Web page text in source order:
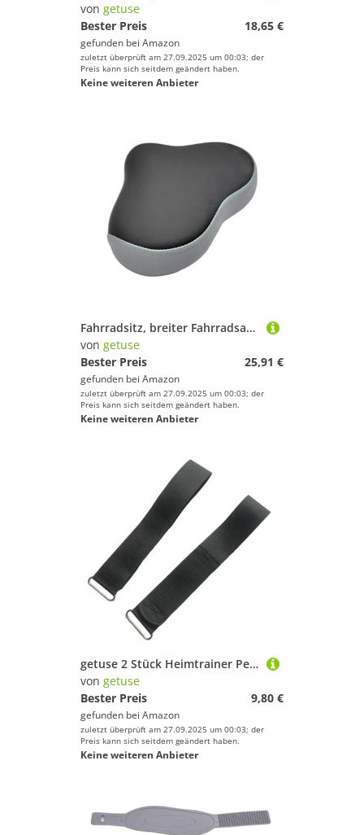
von getuse
Bester Preis
18,65 €
gefunden bei Amazon
zuletzt überprüft am 27.09.2025 um 00:03; der
Preis kann sich seitdem geändert haben.
Keine weiteren Anbieter
Fahrradsitz, breiter Fahrradsattel, Ersatz-Heimtrainer-Sattel, gepolsterter Fahrradsitz für Fitnessgeräte, Fahrräder im Innen- und Außenbereich
von getuse
Bester Preis
25,91 €
gefunden bei Amazon
zuletzt überprüft am 27.09.2025 um 00:03; der
Preis kann sich seitdem geändert haben.
Keine weiteren Anbieter
getuse 2 Stück Heimtrainer Pedalriemen Universal Bein Trainingsgürtel für Rudergerät Fahrradausrüstung Fitness Zubehör
von getuse
Bester Preis
9,80 €
gefunden bei Amazon
zuletzt überprüft am 27.09.2025 um 00:03; der
Preis kann sich seitdem geändert haben.
Keine weiteren Anbieter